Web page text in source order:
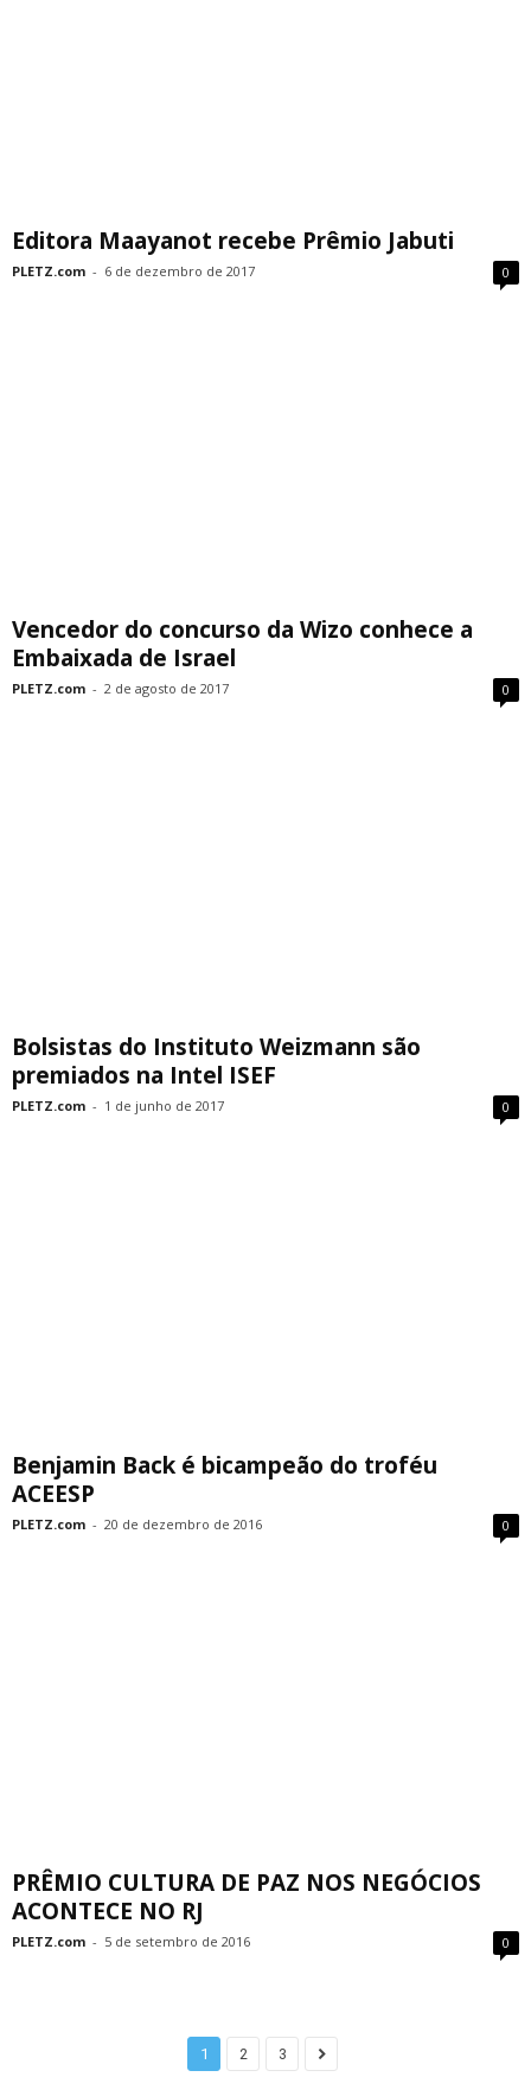
Editora Maayanot recebe Prêmio Jabuti
PLETZ.com - 6 de dezembro de 2017 0
Vencedor do concurso da Wizo conhece a
Embaixada de Israel
PLETZ.com - 2 de agosto de 2017 0
Bolsistas do Instituto Weizmann são
premiados na Intel ISEF
PLETZ.com - 1 de junho de 2017 0
Benjamin Back é bicampeão do troféu
ACEESP
PLETZ.com - 20 de dezembro de 2016 0
PRÊMIO CULTURA DE PAZ NOS NEGÓCIOS
ACONTECE NO RJ
PLETZ.com - 5 de setembro de 2016 0
1 2 3